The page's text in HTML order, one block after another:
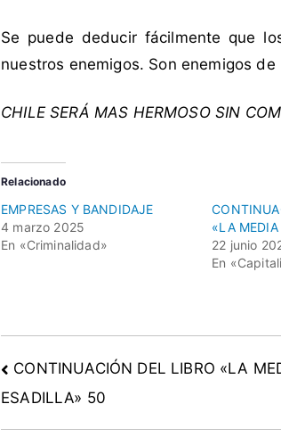
a
s
r
a
a
j
Se puede deducir fácilmente que
nuestros enemigos. Son enemigos
CHILE SERÁ MAS HERMOSO SIN
Relacionado
EMPRESAS Y BANDIDAJE
4 marzo 2025
En «Criminalidad»
«LA
22 junio
En
CONTINUACIÓN DEL LIBRO «LA
ESADILLA» 50